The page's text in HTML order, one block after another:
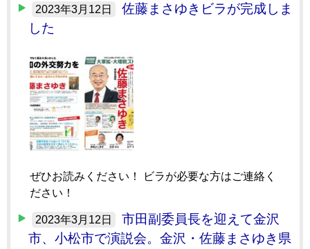
2023年3月12日
佐藤まさゆきビラが完成しま
した
ぜひお読みください！ ビラが必要な方はご連絡く
ださい！
2023年3月12日
市田副委員長を迎えて金沢
市、小松市で演説会。金沢・佐藤まさゆき県